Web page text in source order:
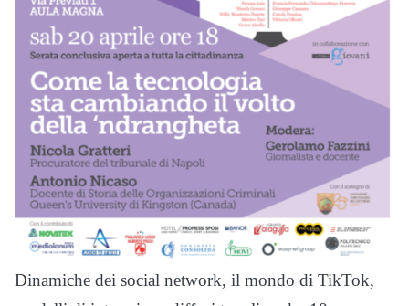
Dinamiche dei social network, il mondo di TikTok,